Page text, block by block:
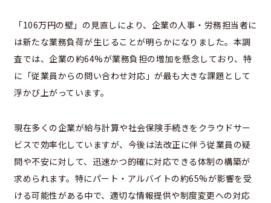
「106万円の壁」の見直しにより、企業の人事・労務担当者に
は新たな業務負荷が生じることが明らかになりました。本調
査では、企業の約64%が業務負担の増加を懸念しており、特
に「従業員からの問い合わせ対応」が最も大きな課題として
浮かび上がっています。
現在多くの企業が給与計算や社会保険手続きをクラウドサー
ビスで効率化していますが、今後は法改正に伴う従業員の疑
問や不安に対して、迅速かつ的確に対応できる体制の構築が
求められます。特にパート・アルバイトの約65%が影響を受
ける可能性がある中で、適切な情報提供や制度変更への対応